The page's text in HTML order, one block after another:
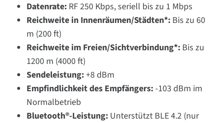
Datenrate: RF 250 Kbps, seriell bis zu 1 Mbps
Reichweite in Innenräumen/Städten*: Bis zu 60
m (200 ft)
Reichweite im Freien/Sichtverbindung*: Bis zu
1200 m (4000 ft)
Sendeleistung:+8 dBm
Empfindlichkeit des Empfängers:-103 dBm im
Normalbetrieb
Bluetooth®-Leistung: Unterstützt BLE 4.2 (nur